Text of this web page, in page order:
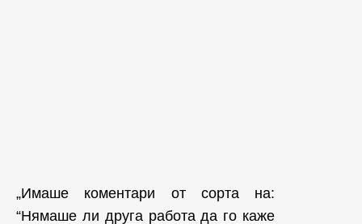
„Имаше коментари от сорта на:
“Нямаше ли друга работа да го каже